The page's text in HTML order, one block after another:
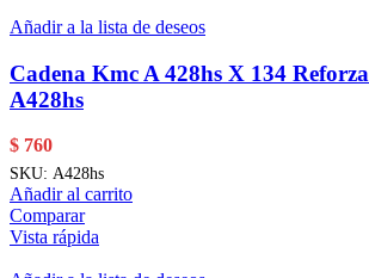
Añadir a la lista de deseos
Cadena Kmc A 428hs X 134
A428hs
$ 760
SKU: A428hs
Añadir al carrito
Comparar
Vista rápida